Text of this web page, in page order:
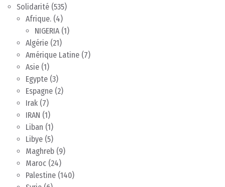
Solidarité (535)
Afrique. (4)
NIGERIA (1)
Algérie (21)
Amérique Latine (7)
Asie (1)
Egypte (3)
Espagne (2)
Irak (7)
IRAN (1)
Liban (1)
Libye (5)
Maghreb (9)
Maroc (24)
Palestine (140)